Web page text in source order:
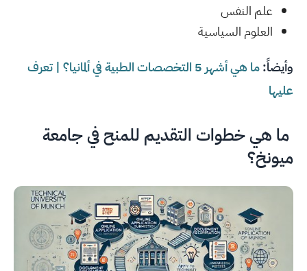
علم النفس
العلوم السياسية
وأيضاً:
ما هي أشهر 5 التخصصات الطبية في ألمانيا؟ | تعرف
عليها
ما هي خطوات التقديم للمنح في جامعة
ميونخ؟